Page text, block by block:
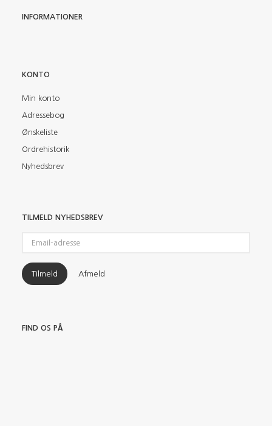
INFORMATIONER
KONTO
Min konto
Adressebog
Ønskeliste
Ordrehistorik
Nyhedsbrev
TILMELD NYHEDSBREV
adresse
Tilmeld Afmeld
FIND OS PÅ